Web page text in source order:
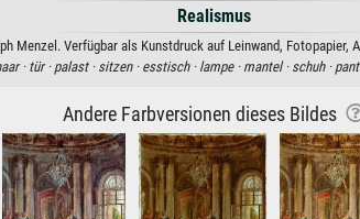
Realismus
Menzel. Verfügbar als Kunstdruck auf Leinwand, Fotopapier,
· tür · palast · sitzen · esstisch · lampe · mantel · schuh ·
Andere Farbversionen dieses Bildes